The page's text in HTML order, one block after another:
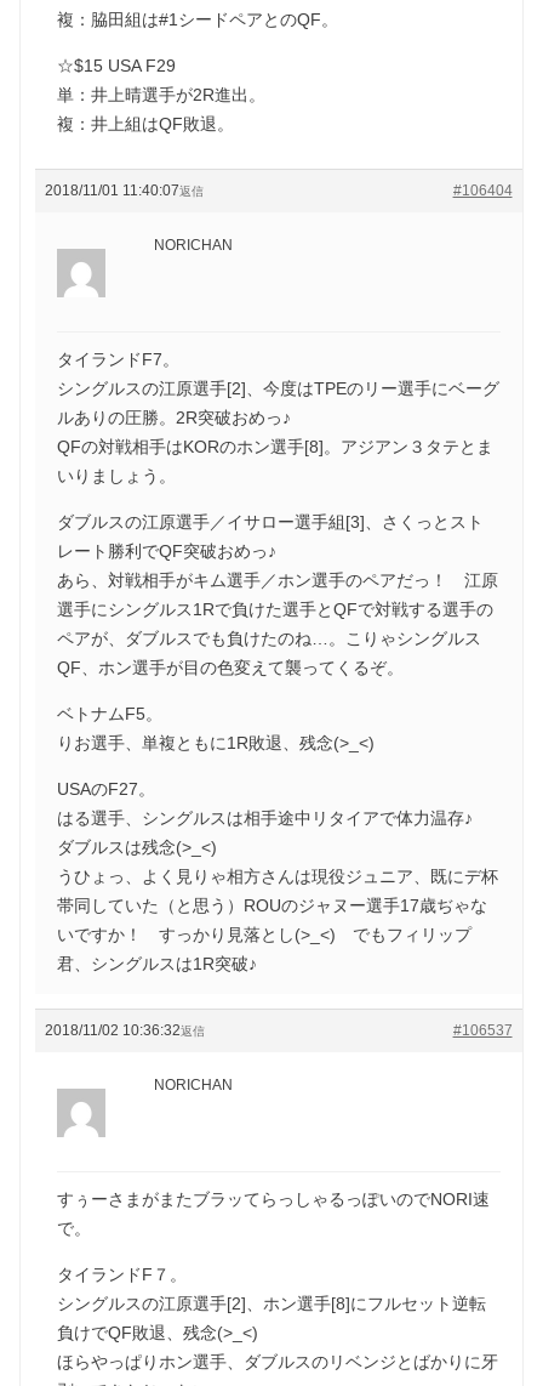
複：脇田組は#1シードペアとのQF。
☆$15 USA F29
単：井上晴選手が2R進出。
複：井上組はQF敗退。
2018/11/01 11:40:07 #106404
返信
NORICHAN
タイランドF7。
シングルスの江原選手[2]、今度はTPEのリー選手にベーグ
ルありの圧勝。2R突破おめっ♪
QFの対戦相手はKORのホン選手[8]。アジアン３タテとま
いりましょう。
ダブルスの江原選手／イサロー選手組[3]、さくっとスト
レート勝利でQF突破おめっ♪
あら、対戦相手がキム選手／ホン選手のペアだっ！ 江原
選手にシングルス1Rで負けた選手とQFで対戦する選手の
ペアが、ダブルスでも負けたのね…。こりゃシングルス
QF、ホン選手が目の色変えて襲ってくるぞ。
ベトナムF5。
りお選手、単複ともに1R敗退、残念(>_<)
USAのF27。
はる選手、シングルスは相手途中リタイアで体力温存♪
ダブルスは残念(>_<)
うひょっ、よく見りゃ相方さんは現役ジュニア、既にデ杯
帯同していた（と思う）ROUのジャヌー選手17歳ぢゃな
いですか！ すっかり見落とし(>_<) でもフィリップ
君、シングルスは1R突破♪
2018/11/02 10:36:32 #106537
返信
NORICHAN
すぅーさまがまたブラッてらっしゃるっぽいのでNORI速
で。
タイランドF７。
シングルスの江原選手[2]、ホン選手[8]にフルセット逆転
負けでQF敗退、残念(>_<)
ほらやっぱりホン選手、ダブルスのリベンジとばかりに牙